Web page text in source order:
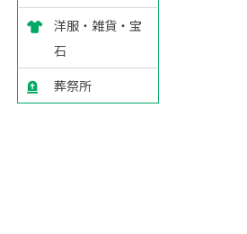
洋服・雑貨・宝
石
葬祭所